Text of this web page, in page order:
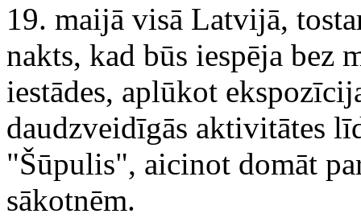
19. maijā visā Latvijā,
nakts, kad būs iespēja bez
iestādes, aplūkot
daudzveidīgās aktivitātes
"Šūpulis", aicinot domāt
sākotnēm.